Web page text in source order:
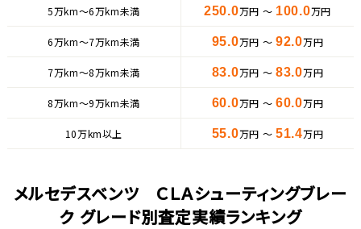
5万km〜6万km未満 250.0万円 ～ 100.0万円
6万km〜7万km未満 95.0万円 ～ 92.0万円
7万km〜8万km未満 83.0万円 ～ 83.0万円
8万km〜9万km未満 60.0万円 ～ 60.0万円
10万km以上 55.0万円 ～ 51.4万円
メルセデスベンツ ＣＬＡシューティングブレー
ク グレード別査定実績ランキング